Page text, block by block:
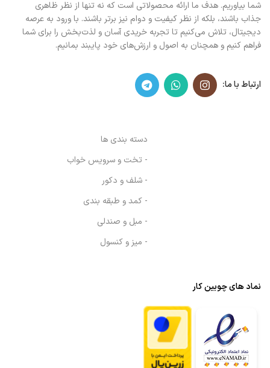
شما بیاوریم. هدف ما ارائه محصولاتی است که نه تنها از نظر ظاهری
جذاب باشند، بلکه از نظر کیفیت و دوام نیز برتر باشند. با ورود به عرصه
دیجیتال، تلاش می‌کنیم تا تجربه خریدی آسان و لذت‌بخش را برای شما
فراهم کنیم و همچنان به اصول و ارزش‌های خود پایبند بمانیم.
ارتباط با ما:
دسته بندی ها
- تخت و سرویس خواب
- شلف و دکور
- کمد و طبقه بندی
- مبل و صندلی
- میز و کنسول
نماد های چوبین کار